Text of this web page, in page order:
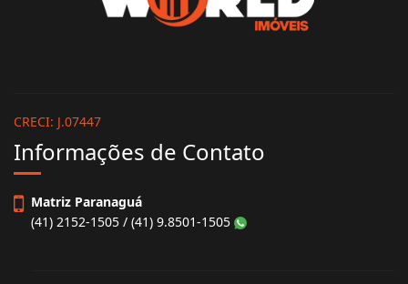
CRECI: J.07447
Informações de Contato
Matriz Paranaguá
(41) 2152-1505 / (41) 9.8501-1505